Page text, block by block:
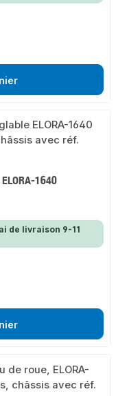
1640
de livraison 9-11